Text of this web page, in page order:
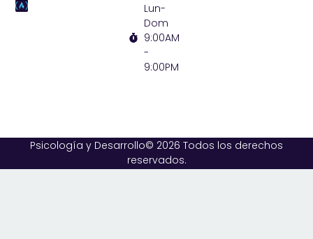
Lun-
Dom
9:00AM
-
9:00PM
Psicología y Desarrollo© 2026 Todos los derechos
reservados.